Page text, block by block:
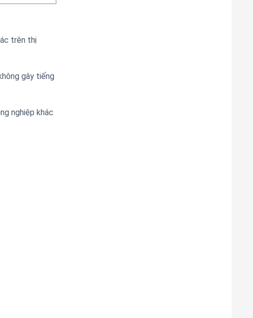
trên thị
gây tiếng
nghiệp khác